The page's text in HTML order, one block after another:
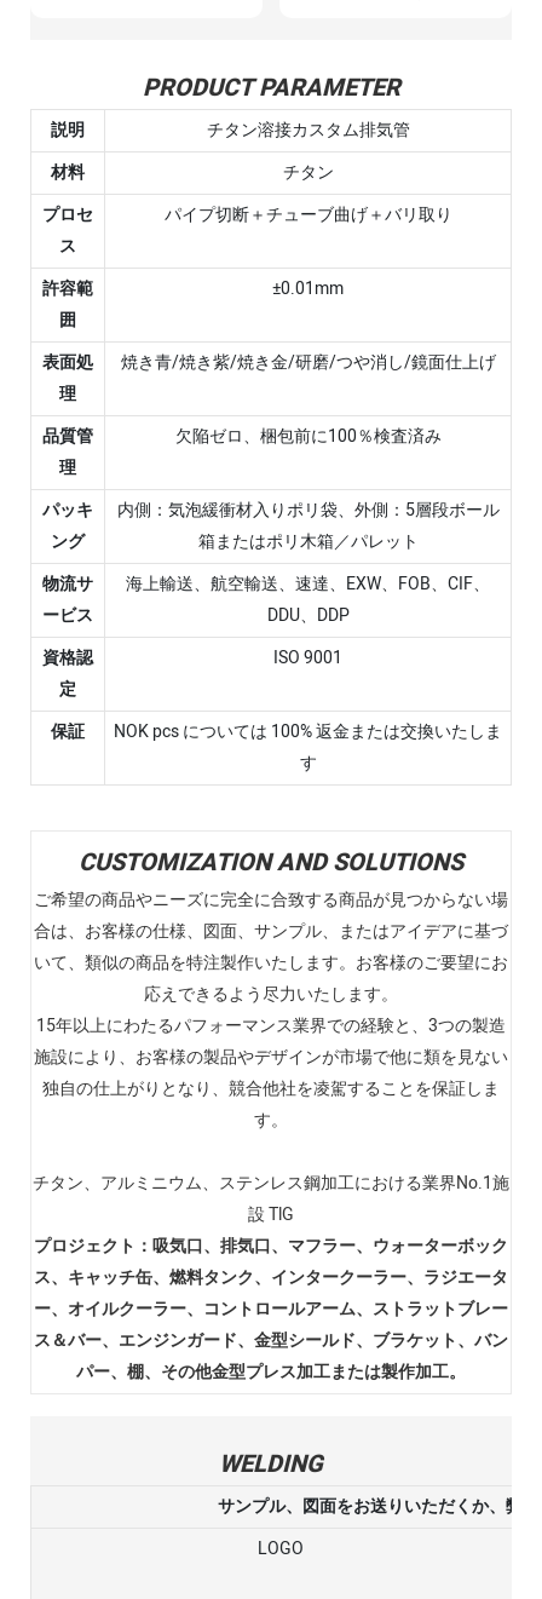
PRODUCT PARAMETER
説明
チタン溶接カスタム排気管
材料
チタン
プロセ
ス
パイプ切断＋チューブ曲げ＋バリ取り
許容範
囲
±0.01mm
表面処
理
焼き青/焼き紫/焼き金/研磨/つや消し/鏡面仕上げ
品質管
理
欠陥ゼロ、梱包前に100％検査済み
パッキ
ング
内側：気泡緩衝材入りポリ袋、外側：5層段ボール
箱またはポリ木箱／パレット
物流サ
ービス
海上輸送、航空輸送、速達、EXW、FOB、CIF、
DDU、DDP
資格認
定
ISO 9001
保証
NOK pcs については 100% 返金または交換いたしま
す
CUSTOMIZATION AND SOLUTIONS
ご希望の商品やニーズに完全に合致する商品が見つからない場
合は、お客様の仕様、図面、サンプル、またはアイデアに基づ
いて、類似の商品を特注製作いたします。お客様のご要望にお
応えできるよう尽力いたします。
15年以上にわたるパフォーマンス業界での経験と、3つの製造
施設により、お客様の製品やデザインが市場で他に類を見ない
独自の仕上がりとなり、競合他社を凌駕することを保証しま
す。
チタン、アルミニウム、ステンレス鋼加工における業界No.1施
設 TlG
プロジェクト：吸気口、排気口、マフラー、ウォーターボック
ス、キャッチ缶、燃料タンク、インタークーラー、ラジエータ
ー、オイルクーラー、コントロールアーム、ストラットブレー
ス＆バー、エンジンガード、金型シールド、ブラケット、バン
パー、棚、その他金型プレス加工または製作加工。
WELDING
サンプル、図面をお送りいただくか、弊
LOGO